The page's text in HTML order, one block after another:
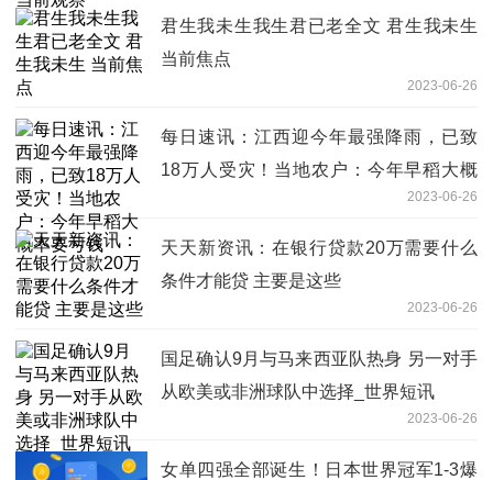
君生我未生我生君已老全文 君生我未生
当前焦点
2023-06-26
每日速讯：江西迎今年最强降雨，已致
18万人受灾！当地农户：今年早稻大概
2023-06-26
天天新资讯：在银行贷款20万需要什么
条件才能贷 主要是这些
2023-06-26
国足确认9月与马来西亚队热身 另一对手
从欧美或非洲球队中选择_世界短讯
2023-06-26
女单四强全部诞生！日本世界冠军1-3爆